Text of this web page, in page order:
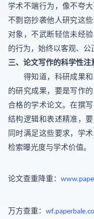
学术不端行为，像不夸
不剽窃抄袭他人研究这
对象，不武断轻信未经
的行为，始终以客观、公
三、论文写作的科学性注
得知道，科研成果和
的研究成果，要是写作
合格的学术论文。在撰
结构逻辑和表述精准，
同时满足这些要求，学
检索曝光度与学术价值。
论文查重降重：
万方查重：